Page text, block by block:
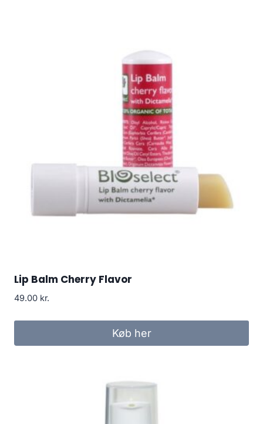
Lip Balm Cherry Flavor
49.00 kr.
Køb her